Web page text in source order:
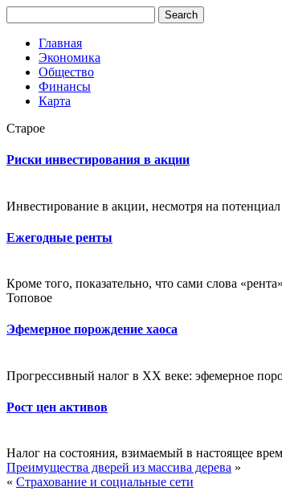
Главная
Экономика
Общество
Финансы
Карта
Старое
Риски инвестирования в акции
Инвестирование в акции, несмотря на
Ежегодные ренты
Кроме того, показательно, что сами слова
Топовое
Эфемерное порождение хаоса
Прогрессивный налог в XX веке: эфемерное
Рост цен активов
Налог на состояния, взимаемый в настоящее
Преимущества дверей из массива дерева »
« Страхование и социальные сети